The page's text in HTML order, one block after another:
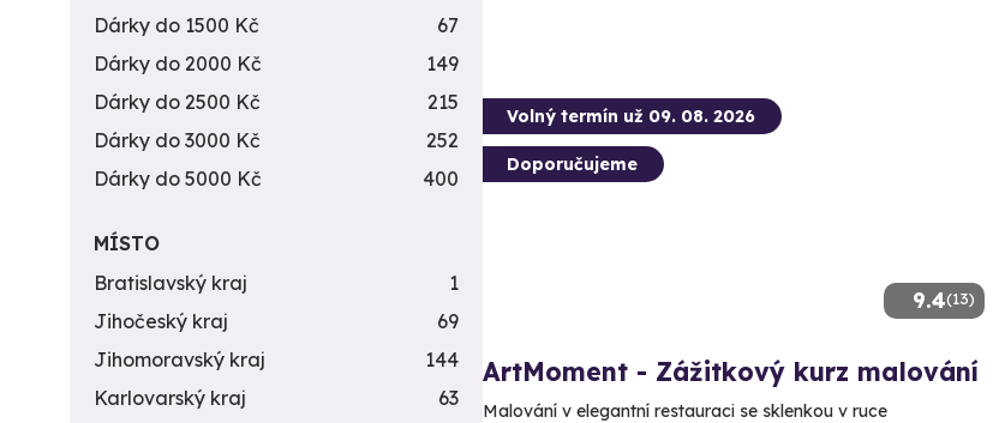
9.4(13)
Volný termín už 09. 08. 2026
Doporučujeme
ArtMoment - Zážitkový kurz malování
Malování v elegantní restauraci se sklenkou v ruce
Dárky do 1500 Kč
67
Dárky do 2000 Kč
149
Dárky do 2500 Kč
215
Dárky do 3000 Kč
252
Dárky do 5000 Kč
400
MÍSTO
Bratislavský kraj
1
Jihočeský kraj
69
Jihomoravský kraj
144
Karlovarský kraj
63